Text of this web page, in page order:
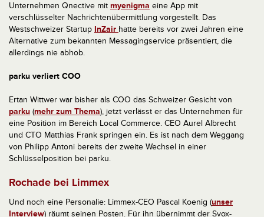
Unternehmen Qnective mit myenigma eine App mit
verschlüsselter Nachrichtenübermittlung vorgestellt. Das
Westschweizer Startup InZair hatte bereits vor zwei Jahren eine
Alternative zum bekannten Messagingservice präsentiert, die
allerdings nie abhob.
parku verliert COO
Ertan Wittwer war bisher als COO das Schweizer Gesicht von
parku (mehr zum Thema), jetzt verlässt er das Unternehmen für
eine Position im Bereich Local Commerce. CEO Aurel Albrecht
und CTO Matthias Frank springen ein. Es ist nach dem Weggang
von Philipp Antoni bereits der zweite Wechsel in einer
Schlüsselposition bei parku.
Rochade bei Limmex
Und noch eine Personalie: Limmex-CEO Pascal Koenig (unser
Interview) räumt seinen Posten. Für ihn übernimmt der Svox-